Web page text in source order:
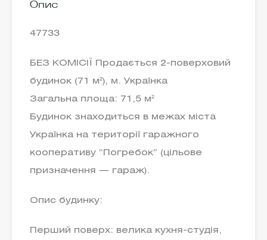
Опис
47733
БЕЗ КОМІСІЇ Продається 2-поверховий
будинок (71 м²), м. Українка
Загальна площа: 71,5 м²
Будинок знаходиться в межах міста
Українка на території гаражного
кооперативу “Погребок” (цільове
призначення — гараж).
Опис будинку:
Перший поверх: велика кухня-студія,